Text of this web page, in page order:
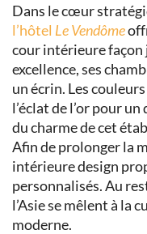
Dans le cœur
l’hôtel Le Vendôme
cour intérieure façon
excellence, ses
un écrin. Les
l’éclat de l’or pour
du charme de cet
Afin de prolonger la
intérieure design
personnalisés. Au
l’Asie se mêlent à la
moderne.